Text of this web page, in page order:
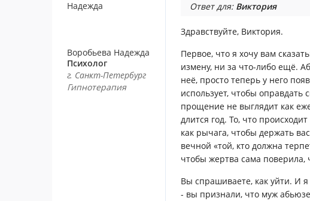
Воробьева Надежда
Психолог
г. Санкт-Петербург
Гипнотерапия
Ответ для: Виктория
Здравствуйте, Виктория.
Первое, что я хочу вам
измену, ни за что-либо ещё.
неё, просто теперь у него
использует, чтобы
прощение не выглядит как
длится год. То, что
как рычага, чтобы держать
вечной «той, кто должна
чтобы жертва сама поверила,
Вы спрашиваете, как уйти. И
- вы признали, что муж